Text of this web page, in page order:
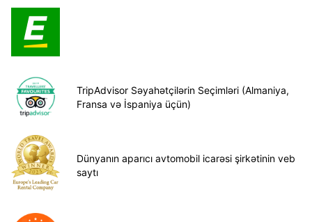
TripAdvisor Səyahətçilərin Seçimləri (Almaniya,
Fransa və İspaniya üçün)
Dünyanın aparıcı avtomobil icarəsi şirkətinin veb
saytı